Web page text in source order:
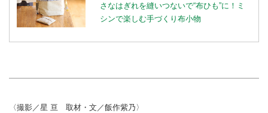
さなはぎれを縫いつないで“布ひも”に！ミ
シンで楽しむ手づくり布小物
〈撮影／星 亘 取材・文／飯作紫乃〉